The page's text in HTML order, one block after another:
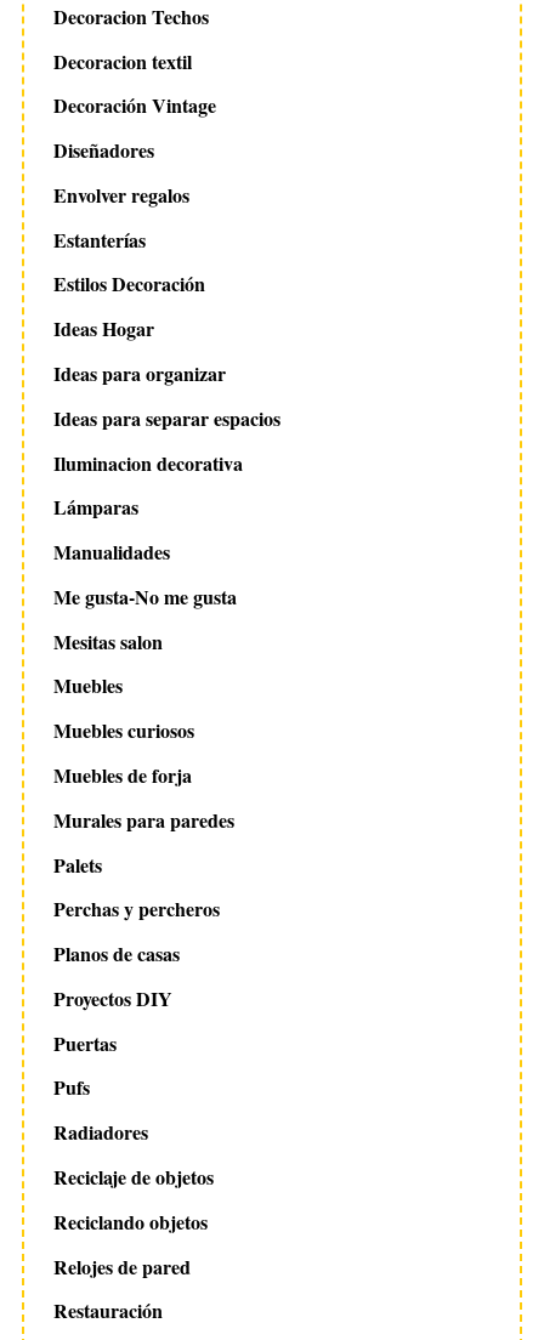
Decoracion Techos
Decoracion textil
Decoración Vintage
Diseñadores
Envolver regalos
Estanterías
Estilos Decoración
Ideas Hogar
Ideas para organizar
Ideas para separar espacios
Iluminacion decorativa
Lámparas
Manualidades
Me gusta-No me gusta
Mesitas salon
Muebles
Muebles curiosos
Muebles de forja
Murales para paredes
Palets
Perchas y percheros
Planos de casas
Proyectos DIY
Puertas
Pufs
Radiadores
Reciclaje de objetos
Reciclando objetos
Relojes de pared
Restauración